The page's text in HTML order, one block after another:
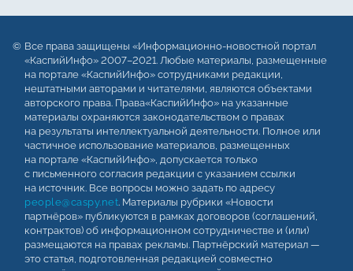
Все права защищены «Информационно-новостной портал
«КаспийИнфо» 2007–2021. Любые материалы, размещенные
на портале «КаспийИнфо» сотрудниками редакции,
нештатными авторами и читателями, являются объектами
авторского права. Права«КаспийИнфо» на указанные
материалы охраняются законодательством о правах
на результаты интеллектуальной деятельности. Полное или
частичное использование материалов, размещенных
на портале «КаспийИнфо», допускается только
с письменного согласия редакции с указанием ссылки
на источник. Все вопросы можно задать по адресу
people@caspy.net. Материалы рубрики «Новости
партнёров» публикуются в рамках договоров (соглашений,
контрактов) об информационном сотрудничестве и (или)
размещаются на правах рекламы. Партнёрский материал —
это статья, подготовленная редакцией совместно